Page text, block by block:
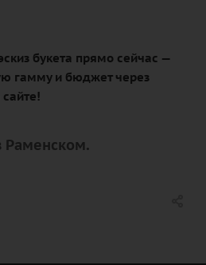
букета прямо сейчас —
гамму и бюджет через
Раменском.